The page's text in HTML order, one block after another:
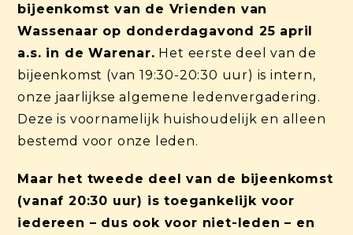
bijeenkomst van de Vrienden van
Wassenaar op donderdagavond 25 april
a.s. in de Warenar. Het eerste deel van de
bijeenkomst (van 19:30-20:30 uur) is intern,
onze jaarlijkse algemene ledenvergadering.
Deze is voornamelijk huishoudelijk en alleen
bestemd voor onze leden.
Maar het tweede deel van de bijeenkomst
(vanaf 20:30 uur) is toegankelijk voor
iedereen – dus ook voor niet-leden – en